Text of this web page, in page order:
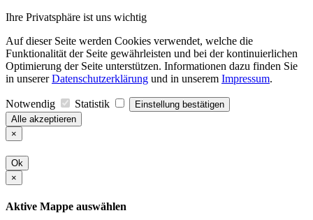
Ihre Privatsphäre ist uns wichtig
Auf dieser Seite werden Cookies verwendet, welche die
Funktionalität der Seite gewährleisten und bei der kontinuierlichen
Optimierung der Seite unterstützen. Informationen dazu finden Sie
in unsererDatenschutzerklärung und in unserem Impressum.
Notwendig Statistik
Einstellung bestätigen
Alle akzeptieren
×
Ok
×
Aktive Mappe auswählen